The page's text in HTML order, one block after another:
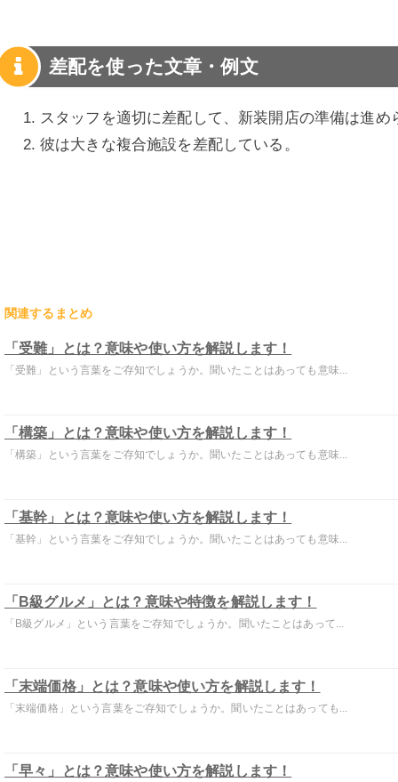
差配を使った文章・例文
スタッフを適切に差配して、新装開店の準備は進め
彼は大きな複合施設を差配している。
関連するまとめ
「受難」とは？意味や使い方を解説します！
「受難」という言葉をご存知でしょうか。聞いたことはあっても意味...
「構築」とは？意味や使い方を解説します！
「構築」という言葉をご存知でしょうか。聞いたことはあっても意味...
「基幹」とは？意味や使い方を解説します！
「基幹」という言葉をご存知でしょうか。聞いたことはあっても意味...
「B級グルメ」とは？意味や特徴を解説します！
「B級グルメ」という言葉をご存知でしょうか。聞いたことはあって...
「末端価格」とは？意味や使い方を解説します！
「末端価格」という言葉をご存知でしょうか。聞いたことはあっても...
「早々」とは？意味や使い方を解説します！